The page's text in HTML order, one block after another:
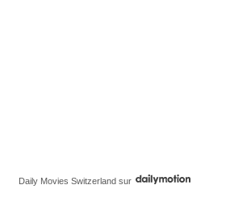
Daily Movies Switzerland sur